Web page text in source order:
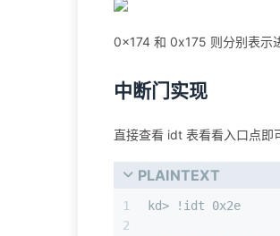
0x174 和 0x175 则分别表示
中断门实现
直接查看 idt 表看看入口点即
PLAINTEXT
1
2
kd> !idt 0x2e